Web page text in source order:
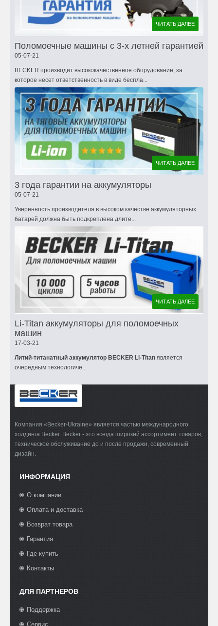
ЧИТАТЬ ДАЛЕЕ
Поломоечные машины с 3-х летней гарантией
05-07-21
BECKER производит высококачественное оборудование, за
которое несет ответственность в виде беспла...
ЧИТАТЬ ДАЛЕЕ
3 года гарантии на аккумуляторы
05-07-21
Уверенность производителя в высоком качестве аккумуляторных
батарей должна быть подкреплена длите...
ЧИТАТЬ ДАЛЕЕ
Li-Titan аккумуляторы для поломоечных
машин
17-03-21
Литий-титанатный аккумулятор BECKER Li-Titan является
очередным технологиче...
Компания «Becker-Ukraine» является частью международного
холдинга Becker. Becker - это всегда широкий ассортимент товаров,
техническое обслуживание до и после продажи, современный
дизайн.
ИНФОРМАЦИЯ
О компании
Оплата и доставка
Возврат товара
Гарантия
Где купить
Контакты
ДЛЯ ПАРТНЕРОВ
Поддержка
Сервис